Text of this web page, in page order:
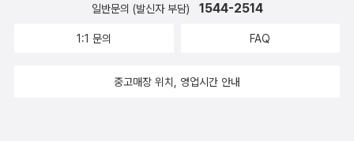
일반문의 (발신자 부담) 1544-2514
1:1 문의 FAQ
중고매장 위치, 영업시간 안내